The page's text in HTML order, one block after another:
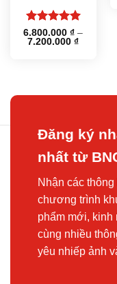
Được xếp
hạng55
6.800.000₫ –
7.200.000₫Khoảng
Đăng ký
nhất từ
Nhận các
chương trình
phẩm mới, kinh
cùng nhiều
yêu nhiếp ảnh